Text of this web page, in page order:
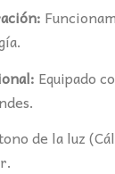
Equipado
de la luz